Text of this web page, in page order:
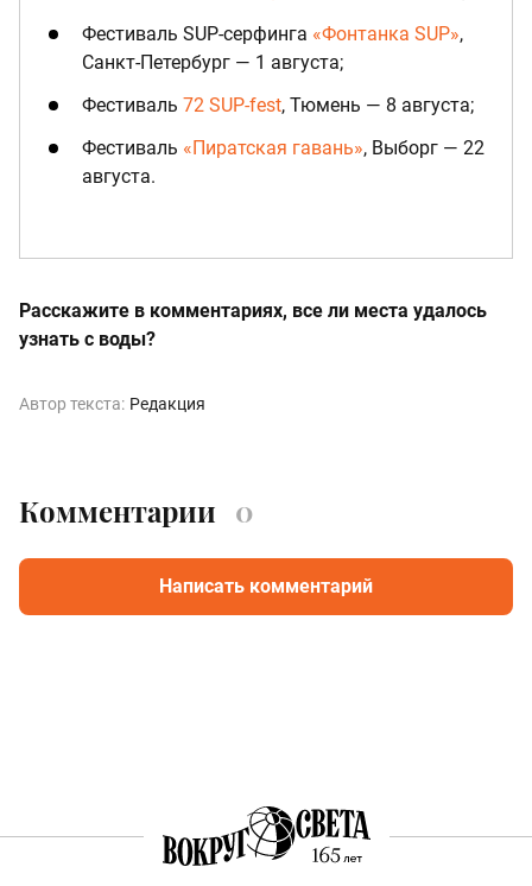
Фестиваль SUP-серфинга «Фонтанка SUP»,
Санкт-Петербург — 1 августа;
Фестиваль 72 SUP-fest, Тюмень — 8 августа;
Фестиваль «Пиратская гавань», Выборг — 22
августа.
Расскажите в комментариях, все ли места удалось
узнать с воды?
Автор текста: Редакция
Комментарии 0
Написать комментарий